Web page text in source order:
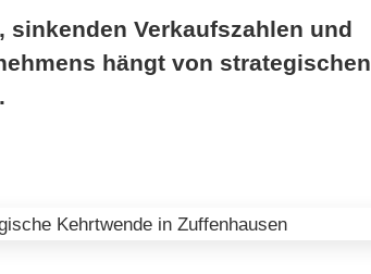
Verkaufszahlen und
hängt von strategischen